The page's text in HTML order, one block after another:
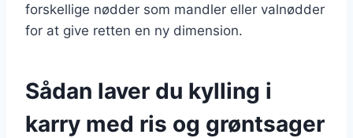
forskellige nødder som mandler eller valnødder
for at give retten en ny dimension.
Sådan laver du kylling i
karry med ris og grøntsager